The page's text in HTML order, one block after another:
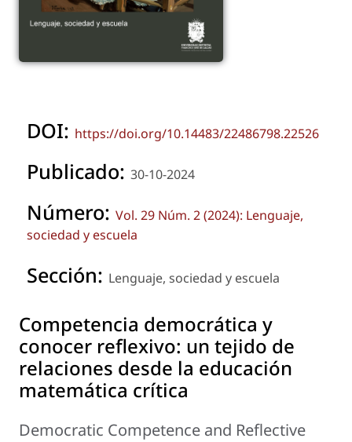
DOI: https://doi.org/10.14483/22486798.22526
Publicado: 30-10-2024
Número: Vol. 29 Núm. 2 (2024): Lenguaje,
sociedad y escuela
Sección: Lenguaje, sociedad y escuela
Competencia democrática y
conocer reflexivo: un tejido de
relaciones desde la educación
matemática crítica
Democratic Competence and Reflective